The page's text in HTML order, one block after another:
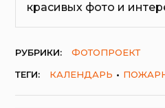
красивых фото и
РУБРИКИ:
ФОТОПРОЕКТ
ТЕГИ:
КАЛЕНДАРЬ